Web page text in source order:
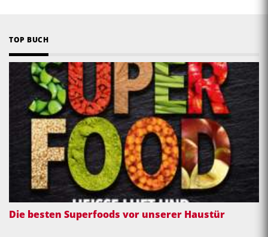
TOP BUCH
Die besten Superfoods vor unserer Haustür